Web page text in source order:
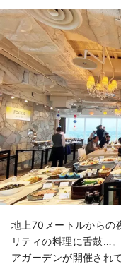
地上70メートルからの
リティの料理に舌鼓…
アガーデンが開催され